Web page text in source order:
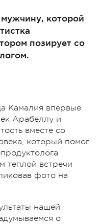
которой
позирует со
Камалия впервые
Арабеллу и
вместе со
который помог
теплой встречи
фото на
нашей
о